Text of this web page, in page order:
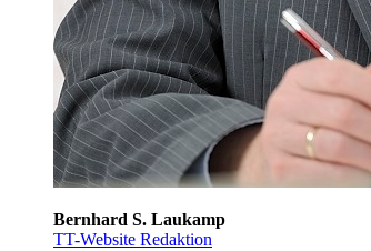
Bernhard S. Laukamp
TT-Website Redaktion